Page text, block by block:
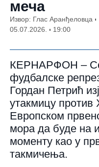
меча
Извор: Глас Аранђеловца
05.07.2026.
19:00
КЕРНАРФОН –
фудбалске
Гордан Петрић
утакмицу против
Европском
мора да буде на
моменту као у
такмичења.